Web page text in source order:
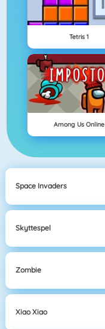
Tetris 1
Among Us Online
Space Invaders
Skyttespel
Zombie
Xiao Xiao